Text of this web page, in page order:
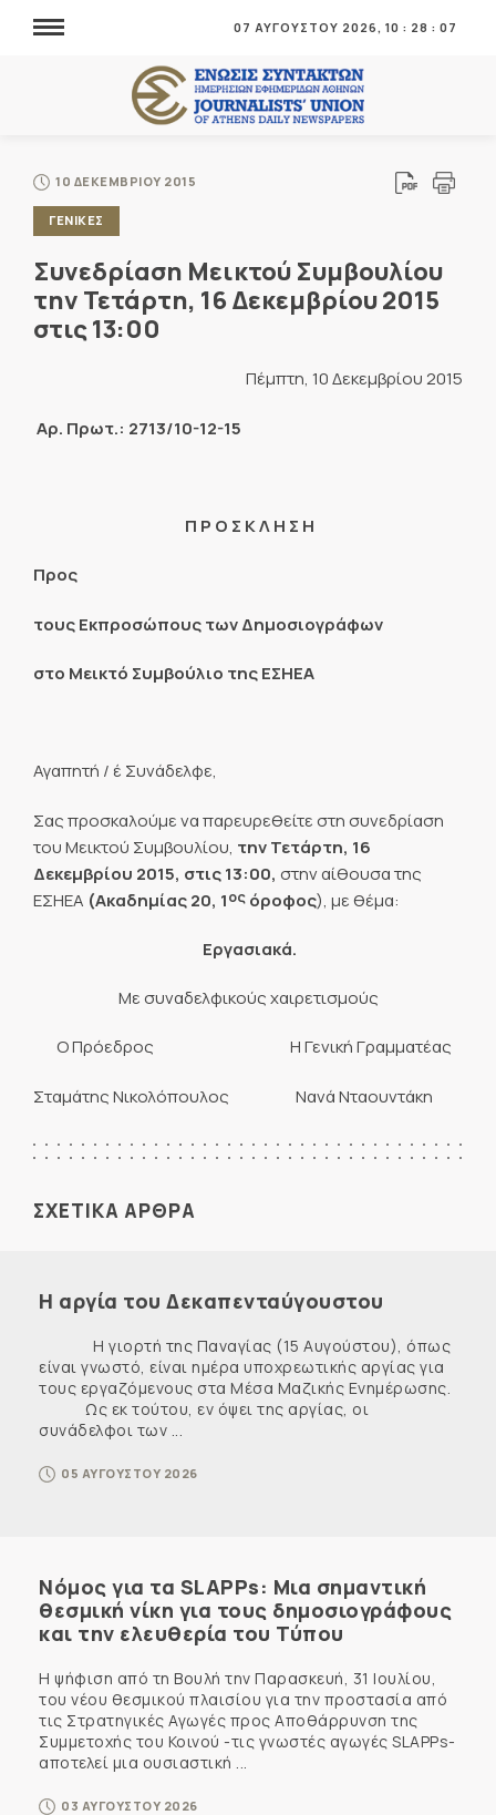
07 ΑΥΓΟΥΣΤΟΥ 2026, 10 : 28 : 07
10 ΔΕΚΕΜΒΡΙΟΥ 2015
ΓΕΝΙΚΕΣ
Συνεδρίαση Μεικτού Συμβουλίου
την Τετάρτη, 16 Δεκεμβρίου 2015
στις 13:00
Πέμπτη, 10 Δεκεμβρίου 2015
Αρ. Πρωτ.: 2713/10-12-15
Π Ρ Ο Σ Κ Λ Η Σ Η
Προς
τους Εκπροσώπους των Δημοσιογράφων
στο Μεικτό Συμβούλιο της ΕΣΗΕΑ
Αγαπητή / έ Συνάδελφε,
Σας προσκαλούμε να παρευρεθείτε στη συνεδρίαση
του Μεικτού Συμβουλίου, την Τετάρτη, 16
Δεκεμβρίου 2015, στις 13:00, στην αίθουσα της
ΕΣΗΕΑ (Ακαδημίας 20, 1ος όροφος), με θέμα:
Εργασιακά.
Με συναδελφικούς χαιρετισμούς
Ο Πρόεδρος Η Γενική Γραμματέας
Σταμάτης Νικολόπουλος Νανά Νταουντάκη
ΣΧΕΤΙΚΑ ΑΡΘΡΑ
Η αργία του Δεκαπενταύγουστου
Η γιορτή της Παναγίας (15 Αυγούστου), όπως
είναι γνωστό, είναι ημέρα υποχρεωτικής αργίας για
τους εργαζόμενους στα Μέσα Μαζικής Ενημέρωσης.
Ως εκ τούτου, εν όψει της αργίας, οι
συνάδελφοι των ...
05 ΑΥΓΟΥΣΤΟΥ 2026
Νόμος για τα SLAPPs: Μια σημαντική
θεσμική νίκη για τους δημοσιογράφους
και την ελευθερία του Τύπου
Η ψήφιση από τη Βουλή την Παρασκευή, 31 Ιουλίου,
του νέου θεσμικού πλαισίου για την προστασία από
τις Στρατηγικές Αγωγές προς Αποθάρρυνση της
Συμμετοχής του Κοινού -τις γνωστές αγωγές SLAPPs-
αποτελεί μια ουσιαστική ...
03 ΑΥΓΟΥΣΤΟΥ 2026